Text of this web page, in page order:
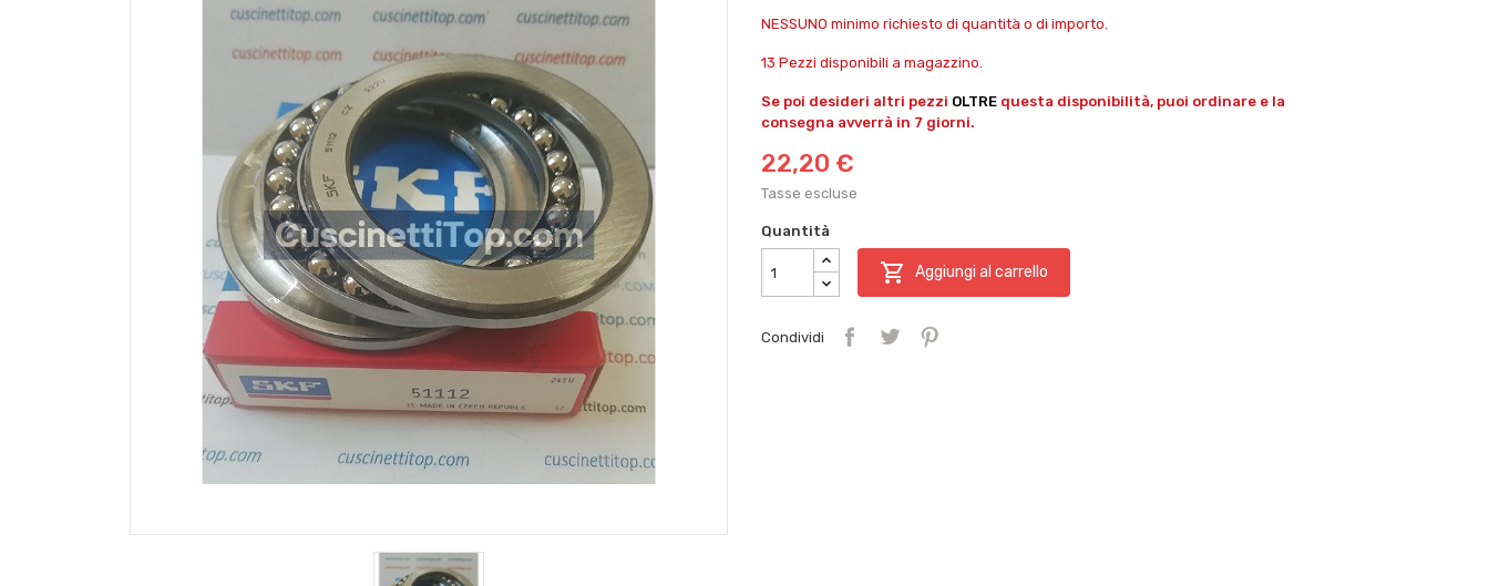
NESSUNO minimo richiesto di quantità o di importo.
13 Pezzi disponibili a magazzino.
Se poi desideri altri pezzi OLTRE questa disponibilità, puoi ordinare e la
consegna avverrà in 7 giorni.
22,20 €
Tasse escluse
Quantità
 Aggiungi al carrello
Condividi